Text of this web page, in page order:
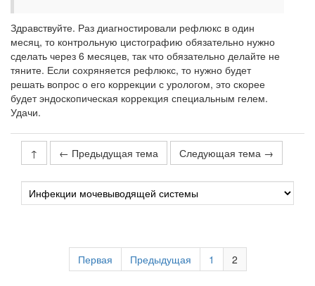
Здравствуйте. Раз диагностировали рефлюкс в один
месяц, то контрольную цистографию обязательно нужно
сделать через 6 месяцев, так что обязательно делайте не
тяните. Если сохряняется рефлюкс, то нужно будет
решать вопрос о его коррекции с урологом, это скорее
будет эндоскопическая коррекция специальным гелем.
Удачи.
↑ ← Предыдущая тема Следующая тема →
Первая Предыдущая 1 2